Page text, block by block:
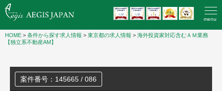
menu
HOME > 条件から探す求人情報 > 東京都の求人情報 > 海外投資家対応含むＡＭ業務
【独立系不動産AM】
案件番号：145665 / 086